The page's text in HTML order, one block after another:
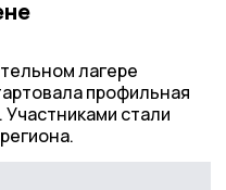
лагере
профильная
стали